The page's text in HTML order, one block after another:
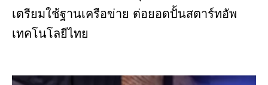
เตรียมใช้ฐานเครือข่าย ต่อยอดปั้นสตาร์ทอัพ
เทคโนโลยีไทย